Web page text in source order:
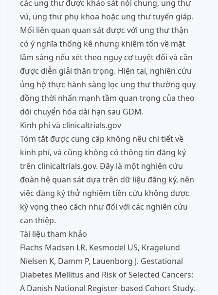
các ung thư được khảo sát nói chung, ung thư
vú, ung thư phụ khoa hoặc ung thư tuyến giáp.
Mối liên quan quan sát được với ung thư thận
có ý nghĩa thống kê nhưng khiêm tốn về mặt
lâm sàng nếu xét theo nguy cơ tuyệt đối và cần
được diễn giải thận trọng. Hiện tại, nghiên cứu
ủng hộ thực hành sàng lọc ung thư thường quy
đồng thời nhấn mạnh tầm quan trọng của theo
dõi chuyển hóa dài hạn sau GDM.
Kinh phí và clinicaltrials.gov
Tóm tắt được cung cấp không nêu chi tiết về
kinh phí, và cũng không có thông tin đăng ký
trên clinicaltrials.gov. Đây là một nghiên cứu
đoàn hệ quan sát dựa trên dữ liệu đăng ký, nên
việc đăng ký thử nghiệm tiền cứu không được
kỳ vọng theo cách như đối với các nghiên cứu
can thiệp.
Tài liệu tham khảo
Flachs Madsen LR, Kesmodel US, Kragelund
Nielsen K, Damm P, Lauenborg J. Gestational
Diabetes Mellitus and Risk of Selected Cancers:
A Danish National Register-based Cohort Study.